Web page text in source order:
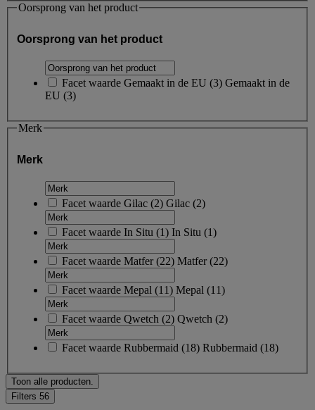
Oorsprong van het product
Oorsprong van het product
Facet waarde Gemaakt in de EU (3) Gemaakt in de
EU (3)
Merk
Merk
Facet waarde Gilac (2) Gilac (2)
Facet waarde In Situ (1) In Situ (1)
Facet waarde Matfer(22) Matfer(22)
Facet waarde Mepal (11) Mepal (11)
Facet waarde Qwetch (2) Qwetch (2)
Facet waarde Rubbermaid (18) Rubbermaid (18)
Toon alle producten.
Filters 56